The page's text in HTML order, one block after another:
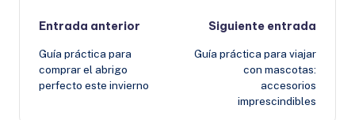
Navegación
de
entradas
Entrada anterior
Guía práctica para
comprar el abrigo
perfecto este invierno
Siguiente entrada
Guía práctica para viajar
con mascotas:
accesorios
imprescindibles